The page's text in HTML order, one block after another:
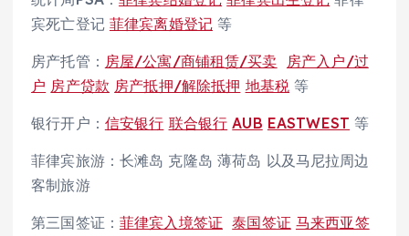
宾死亡登记 菲律宾离婚登记等
房产托管： 房屋/公寓/商铺租赁/买卖
房产入户/过
户 房产贷款 房产抵押/解除抵押 地基税 等
银行开户： 信安银行 联合银行 AUB EASTWEST 等
菲律宾旅游：长滩岛 克隆岛 薄荷岛 以及马尼拉周边
客制旅游
第三国签证： 菲律宾入境签证 泰国签证 马来西亚签